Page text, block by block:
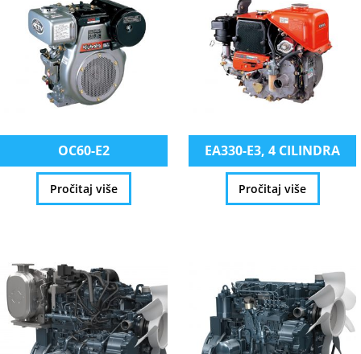
OC60-E2
Pročitaj više
EA330-E3, 4 CILINDRA
Pročitaj više